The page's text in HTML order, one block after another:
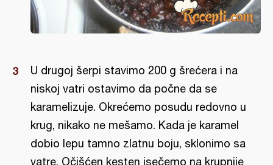
U drugoj šerpi stavimo 200 g šrećera i na
niskoj vatri ostavimo da počne da se
karamelizuje. Okrećemo posudu redovno u
krug, nikako ne mešamo. Kada je karamel
dobio lepu tamno zlatnu boju, sklonimo sa
vatre. Očišćen kesten isečemo na krupnije